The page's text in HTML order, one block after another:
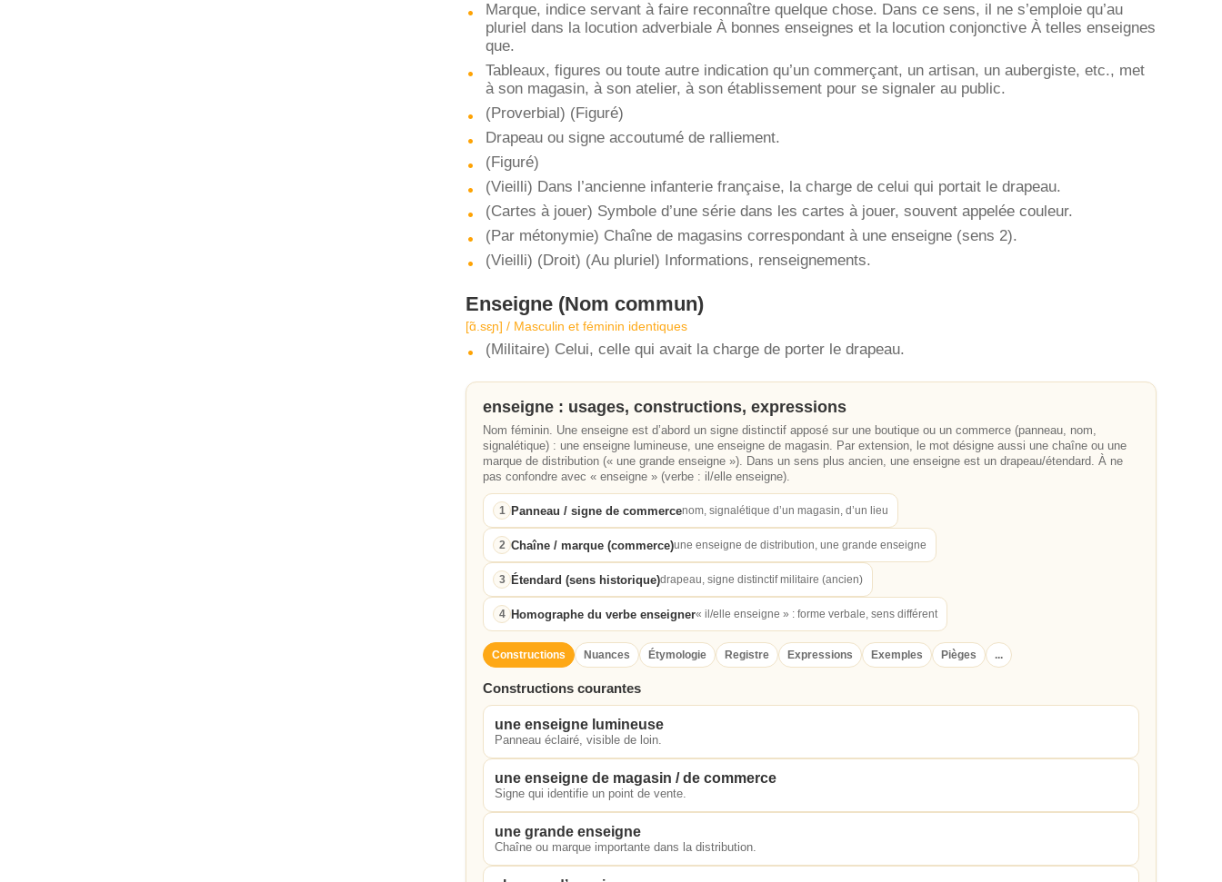
Marque, indice servant à faire reconnaître quelque chose. Dans ce sens, il ne s’emploie qu’au
pluriel dans la locution adverbiale À bonnes enseignes et la locution conjonctive À telles enseignes
que.
Tableaux, figures ou toute autre indication qu’un commerçant, un artisan, un aubergiste, etc., met
à son magasin, à son atelier, à son établissement pour se signaler au public.
(Proverbial) (Figuré)
Drapeau ou signe accoutumé de ralliement.
(Figuré)
(Vieilli) Dans l’ancienne infanterie française, la charge de celui qui portait le drapeau.
(Cartes à jouer) Symbole d’une série dans les cartes à jouer, souvent appelée couleur.
(Par métonymie) Chaîne de magasins correspondant à une enseigne (sens 2).
(Vieilli) (Droit) (Au pluriel) Informations, renseignements.
Enseigne (Nom commun)
[ɑ̃.sɛɲ] / Masculin et féminin identiques
(Militaire) Celui, celle qui avait la charge de porter le drapeau.
enseigne : usages, constructions, expressions
Nom féminin. Une enseigne est d’abord un signe distinctif apposé sur une boutique ou un commerce (panneau, nom,
signalétique) : une enseigne lumineuse, une enseigne de magasin. Par extension, le mot désigne aussi une chaîne ou une
marque de distribution (« une grande enseigne »). Dans un sens plus ancien, une enseigne est un drapeau/étendard. À ne
pas confondre avec « enseigne » (verbe : il/elle enseigne).
1 Panneau / signe de commercenom, signalétique d’un magasin, d’un lieu
2 Chaîne / marque (commerce)une enseigne de distribution, une grande enseigne
3 Étendard (sens historique)drapeau, signe distinctif militaire (ancien)
4 Homographe du verbe enseigner« il/elle enseigne » : forme verbale, sens différent
Constructions Nuances Étymologie Registre Expressions Exemples Pièges ...
Constructions courantes
une enseigne lumineuse
Panneau éclairé, visible de loin.
une enseigne de magasin / de commerce
Signe qui identifie un point de vente.
une grande enseigne
Chaîne ou marque importante dans la distribution.